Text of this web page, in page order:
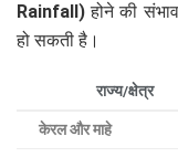
Rainfall) होने की
हो सकती है।
राज्य/क्षेत्र
केरल और माहे